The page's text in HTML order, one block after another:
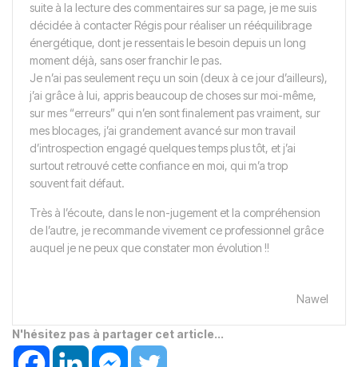
suite à la lecture des commentaires sur sa page, je me suis
décidée à contacter Régis pour réaliser un rééquilibrage
énergétique, dont je ressentais le besoin depuis un long
moment déjà, sans oser franchir le pas.
Je n’ai pas seulement reçu un soin (deux à ce jour d’ailleurs),
j’ai grâce à lui, appris beaucoup de choses sur moi-même,
sur mes “erreurs” qui n’en sont finalement pas vraiment, sur
mes blocages, j’ai grandement avancé sur mon travail
d’introspection engagé quelques temps plus tôt, et j’ai
surtout retrouvé cette confiance en moi, qui m’a trop
souvent fait défaut.
Très à l’écoute, dans le non-jugement et la compréhension
de l’autre, je recommande vivement ce professionnel grâce
auquel je ne peux que constater mon évolution !!
Nawel
N'hésitez pas à partager cet article...